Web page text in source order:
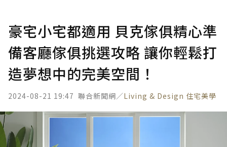
豪宅小宅都適用 貝克傢俱精心準
備客廳傢俱挑選攻略 讓你輕鬆打
造夢想中的完美空間！
2024-08-21 19:47 聯合新聞網／Living & Design 住宅美學